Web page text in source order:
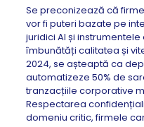
Se preconizează că
vor fi puteri bazate pe
juridici AI și
îmbunătăți calitatea și
2024, se așteaptă ca
automatizeze 50% de
tranzacțiile corporative
Respectarea
domeniu critic, firmele